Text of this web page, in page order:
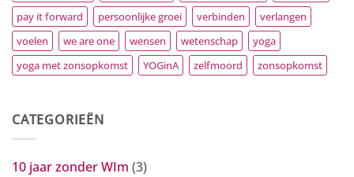
pay it forward
persoonlijke groei verbinden
verlangen
voelen
we are one wensen wetenschap
yoga
yoga met zonsopkomst
YOGinA zelfmoord zonsopkomst
CATEGORIEËN
10 jaar zonder WIm (3)